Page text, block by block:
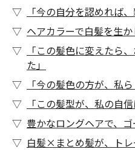
「今の自分を認めれば
ヘアカラーで白髪を生
「この髪色に変えたら
た」
「今の髪色の方が、私
「この髪型が、私の自
豊かなロングヘアで、
白髪×まとめ髪が、ト